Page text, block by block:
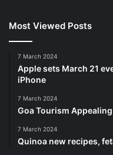
Most Viewed Posts
7 March 2024
Apple sets March 21
iPhone
7 March 2024
Goa Tourism
7 March 2024
Quinoa new recipes,